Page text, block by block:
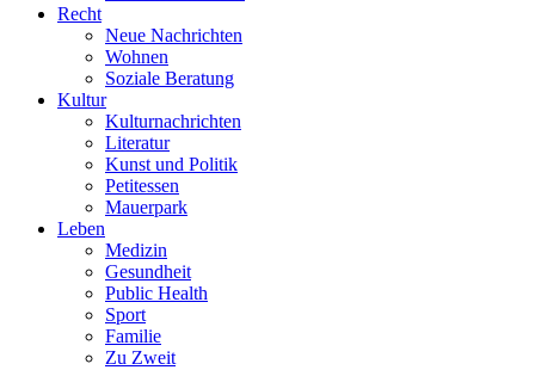
Recht
Neue Nachrichten
Wohnen
Soziale Beratung
Kultur
Kulturnachrichten
Literatur
Kunst und Politik
Petitessen
Mauerpark
Leben
Medizin
Gesundheit
Public Health
Sport
Familie
Zu Zweit